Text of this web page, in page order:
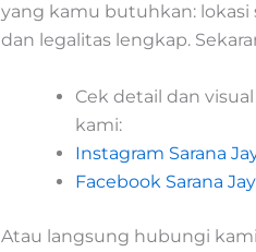
yang kamu butuhkan: lokasi
dan legalitas lengkap.
Cek detail dan
kami:
Instagram Sarana
Facebook Sarana
Atau langsung hubungi